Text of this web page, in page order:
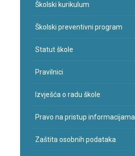
Školski kurikulum
Školski preventivni program
Statut škole
Pravilnici
Izvješća o radu škole
Pravo na pristup informacijama
Zaštita osobnih podataka